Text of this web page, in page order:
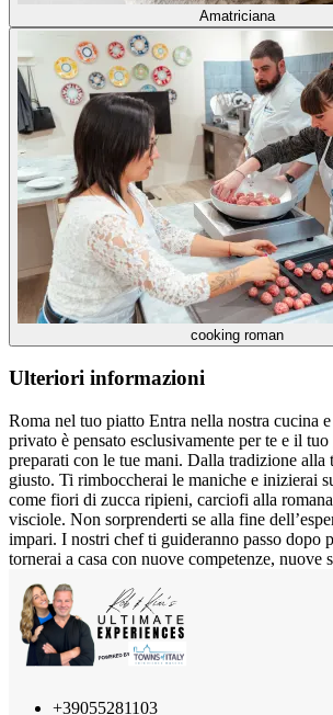
Amatriciana
cooking roman
Ulteriori informazioni
Roma nel tuo piatto Entra nella nostra cucina
privato è pensato esclusivamente per te e il
preparati con le tue mani. Dalla tradizione
giusto. Ti rimboccherai le maniche e inizierai
come fiori di zucca ripieni, carciofi alla
visciole. Non sorprenderti se alla fine
impari. I nostri chef ti guideranno passo dopo
tornerai a casa con nuove competenze, nuove
+39055281103